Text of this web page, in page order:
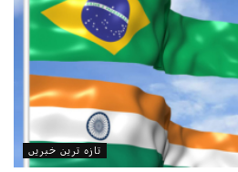
تازہ ترین خبریں